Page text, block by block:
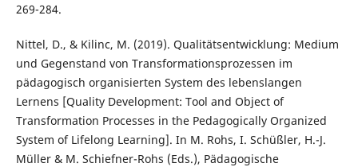
269-284.
Nittel, D., & Kilinc, M. (2019). Qualitätsentwicklung: Medium
und Gegenstand von Transformationsprozessen im
pädagogisch organisierten System des lebenslangen
Lernens [Quality Development: Tool and Object of
Transformation Processes in the Pedagogically Organized
System of Lifelong Learning]. In M. Rohs, I. Schüßler, H.-J.
Müller & M. Schiefner-Rohs (Eds.), Pädagogische